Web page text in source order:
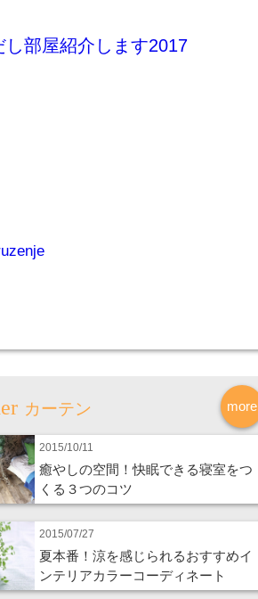
し部屋紹介します2017
more
カーテン
2015/10/11
癒やしの空間！快眠できる寝室をつ
くる３つのコツ
2015/07/27
夏本番！涼を感じられるおすすめイ
ンテリアカラーコーディネート